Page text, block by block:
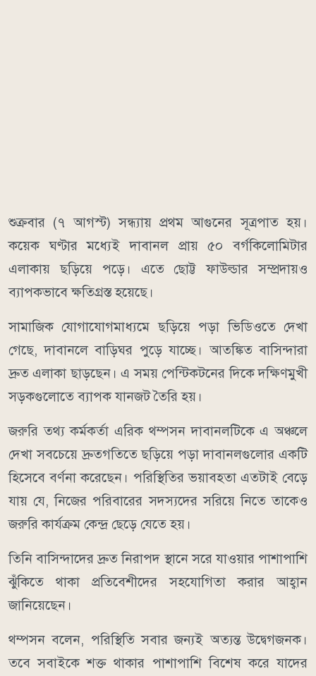
শুক্রবার (৭ আগস্ট) সন্ধ্যায় প্রথম আগুনের সূত্রপাত হয়।
কয়েক ঘণ্টার মধ্যেই দাবানল প্রায় ৫০ বর্গকিলোমিটার
এলাকায় ছড়িয়ে পড়ে। এতে ছোট্ট ফাউল্ডার সম্প্রদায়ও
ব্যাপকভাবে ক্ষতিগ্রস্ত হয়েছে।
সামাজিক যোগাযোগমাধ্যমে ছড়িয়ে পড়া ভিডিওতে দেখা
গেছে, দাবানলে বাড়িঘর পুড়ে যাচ্ছে। আতঙ্কিত বাসিন্দারা
দ্রুত এলাকা ছাড়ছেন। এ সময় পেন্টিকটনের দিকে দক্ষিণমুখী
সড়কগুলোতে ব্যাপক যানজট তৈরি হয়।
জরুরি তথ্য কর্মকর্তা এরিক থম্পসন দাবানলটিকে এ অঞ্চলে
দেখা সবচেয়ে দ্রুতগতিতে ছড়িয়ে পড়া দাবানলগুলোর একটি
হিসেবে বর্ণনা করেছেন। পরিস্থিতির ভয়াবহতা এতটাই বেড়ে
যায় যে, নিজের পরিবারের সদস্যদের সরিয়ে নিতে তাকেও
জরুরি কার্যক্রম কেন্দ্র ছেড়ে যেতে হয়।
তিনি বাসিন্দাদের দ্রুত নিরাপদ স্থানে সরে যাওয়ার পাশাপাশি
ঝুঁকিতে থাকা প্রতিবেশীদের সহযোগিতা করার আহ্বান
জানিয়েছেন।
থম্পসন বলেন, পরিস্থিতি সবার জন্যই অত্যন্ত উদ্বেগজনক।
তবে সবাইকে শক্ত থাকার পাশাপাশি বিশেষ করে যাদের